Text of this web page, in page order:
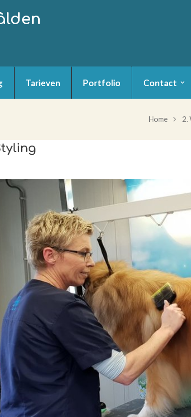
Tarieven Portfolio Contact
Home 2.